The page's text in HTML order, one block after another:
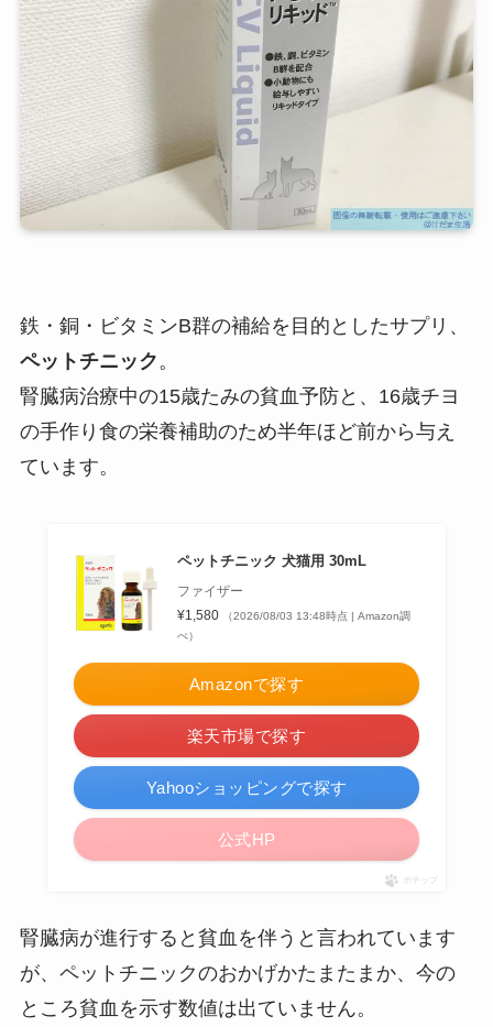
鉄・銅・ビタミンB群の補給を目的としたサプリ、
ペットチニック。
腎臓病治療中の15歳たみの貧血予防と、16歳チヨ
の手作り食の栄養補助のため半年ほど前から与え
ています。
ペットチニック 犬猫用 30mL
ファイザー
¥1,580
（2026/08/03 13:48時点 | Amazon調
べ）
Amazonで探す
楽天市場で探す
Yahooショッピングで探す
公式HP
ポチップ
腎臓病が進行すると貧血を伴うと言われています
が、ペットチニックのおかげかたまたまか、今の
ところ貧血を示す数値は出ていません。